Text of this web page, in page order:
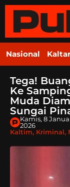
Nasional
Tega!
Ke
Muda
Sungai
Kamis, 8
2026
Kaltim, Kriminal,